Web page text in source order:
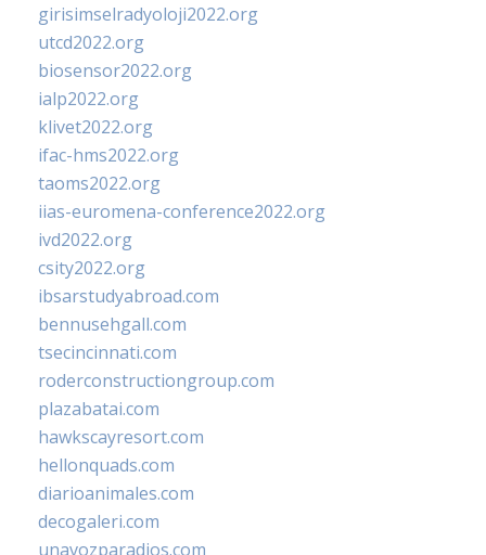
girisimselradyoloji2022.org
utcd2022.org
biosensor2022.org
ialp2022.org
klivet2022.org
ifac-hms2022.org
taoms2022.org
iias-euromena-conference2022.org
ivd2022.org
csity2022.org
ibsarstudyabroad.com
bennusehgall.com
tsecincinnati.com
roderconstructiongroup.com
plazabatai.com
hawkscayresort.com
hellonquads.com
diarioanimales.com
decogaleri.com
unavozparadios.com